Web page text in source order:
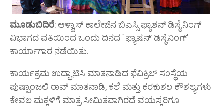
ಮೂಡುಬಿದಿರೆ: ಆಳ್ವಾಸ್ ಕಾಲೇಜಿನ ಬಿಎಸ್ಸಿ ಫ್ಯಾಶನ್ ಡಿಸೈನಿಂಗ್
ವಿಭಾಗದ ವತಿಯಿಂದ ಒಂದು ದಿನದ `ಫ್ಯಾಷನ್ ಡಿಸೈನಿಂಗ್’
ಕಾರ್ಯಾಗಾರ ನಡೆಯಿತು.
ಕಾರ್ಯಕ್ರಮ ಉದ್ಘಾಟಿಸಿ ಮಾತನಾಡಿದ ಫೆವಿಕ್ರಿಲ್ ಸಂಸ್ಥೆಯ
ಪುಷ್ಪಾಂಜಲಿ ರಾವ್ ಮಾತನಾಡಿ, ಕಲೆ ಮತ್ತು ಕರಕುಶಲ ಕೌಶಲ್ಯಗಳು
ಕೇವಲ ಮಕ್ಕಳಿಗೆ ಮಾತ್ರ ಸೀಮಿತವಾಗಿರದೆ ವಯಸ್ಕರಿಗೂ